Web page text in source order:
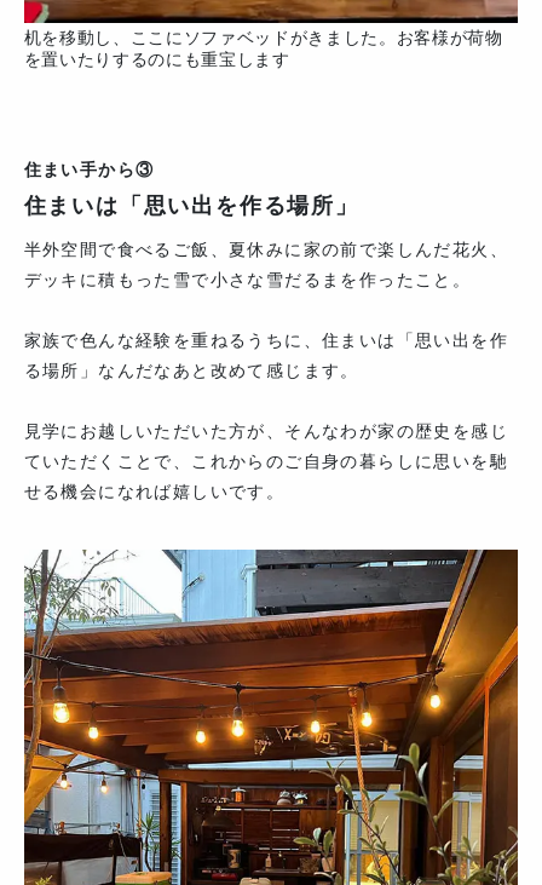
机を移動し、ここにソファベッドがきました。お客様が荷物
を置いたりするのにも重宝します
住まい手から③
住まいは「思い出を作る場所」
半外空間で食べるご飯、夏休みに家の前で楽しんだ花火、
デッキに積もった雪で小さな雪だるまを作ったこと。
家族で色んな経験を重ねるうちに、住まいは「思い出を作
る場所」なんだなあと改めて感じます。
見学にお越しいただいた方が、そんなわが家の歴史を感じ
ていただくことで、これからのご自身の暮らしに思いを馳
せる機会になれば嬉しいです。